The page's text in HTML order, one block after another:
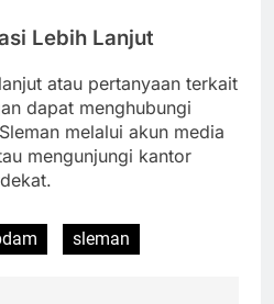
Lebih Lanjut
atau pertanyaan terkait
dapat menghubungi
melalui akun media
mengunjungi kantor
sleman